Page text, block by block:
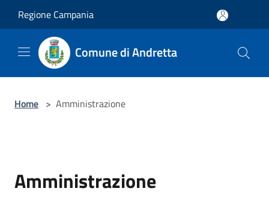
Regione Campania
Comune di Andretta
Home > Amministrazione
Amministrazione